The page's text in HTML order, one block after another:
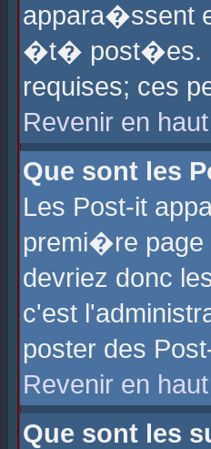
appara�ssent
�t� post�es.
requises; ces
Revenir en
Que sont les
Les Post-it
premi�re page
devriez donc
c'est
poster des
Revenir en
Que sont les